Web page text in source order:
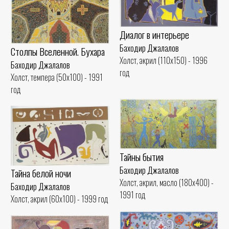
Диалог в интерьере
Баходир Джалалов
Холст, акрил (110x150) - 1996
год
Столпы Вселенной. Бухара
Баходир Джалалов
Холст, темпера (50x100) - 1991
год
Тайны бытия
Баходир Джалалов
Холст, акрил, масло (180x400) -
1991 год
Тайна белой ночи
Баходир Джалалов
Холст, акрил (60x100) - 1999 год